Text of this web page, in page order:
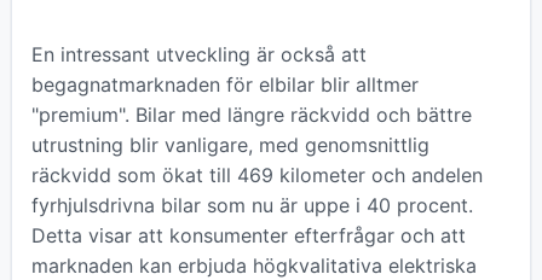
En intressant utveckling är också att
begagnatmarknaden för elbilar blir alltmer
"premium". Bilar med längre räckvidd och bättre
utrustning blir vanligare, med genomsnittlig
räckvidd som ökat till 469 kilometer och andelen
fyrhjulsdrivna bilar som nu är uppe i 40 procent.
Detta visar att konsumenter efterfrågar och att
marknaden kan erbjuda högkvalitativa elektriska